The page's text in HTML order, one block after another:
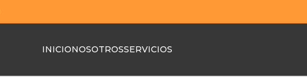
INICIONOSOTROSSERVICIOS